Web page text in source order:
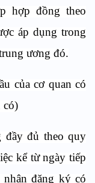
hợp đồng theo
áp dụng trong
ương đó.
của cơ quan có
có)
đầy đủ theo quy
kể từ ngày tiếp
nhận đăng ký có